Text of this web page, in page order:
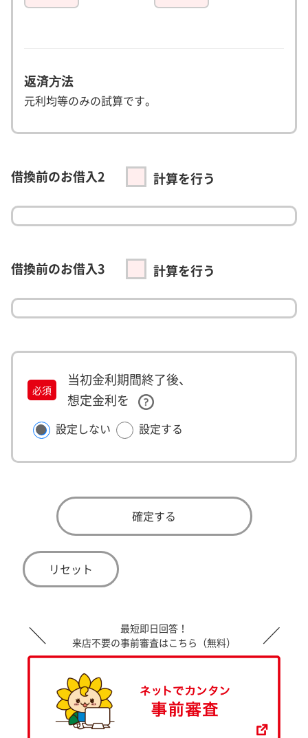
返済⽅法
元利均等のみの試算です。
借換前のお借入2 計算を行う
借換前のお借入3 計算を行う
必須
当初金利期間終了後、
想定金利を
設定しない 設定する
リセット
確定する
最短即日回答！
来店不要の事前審査はこちら（無料）